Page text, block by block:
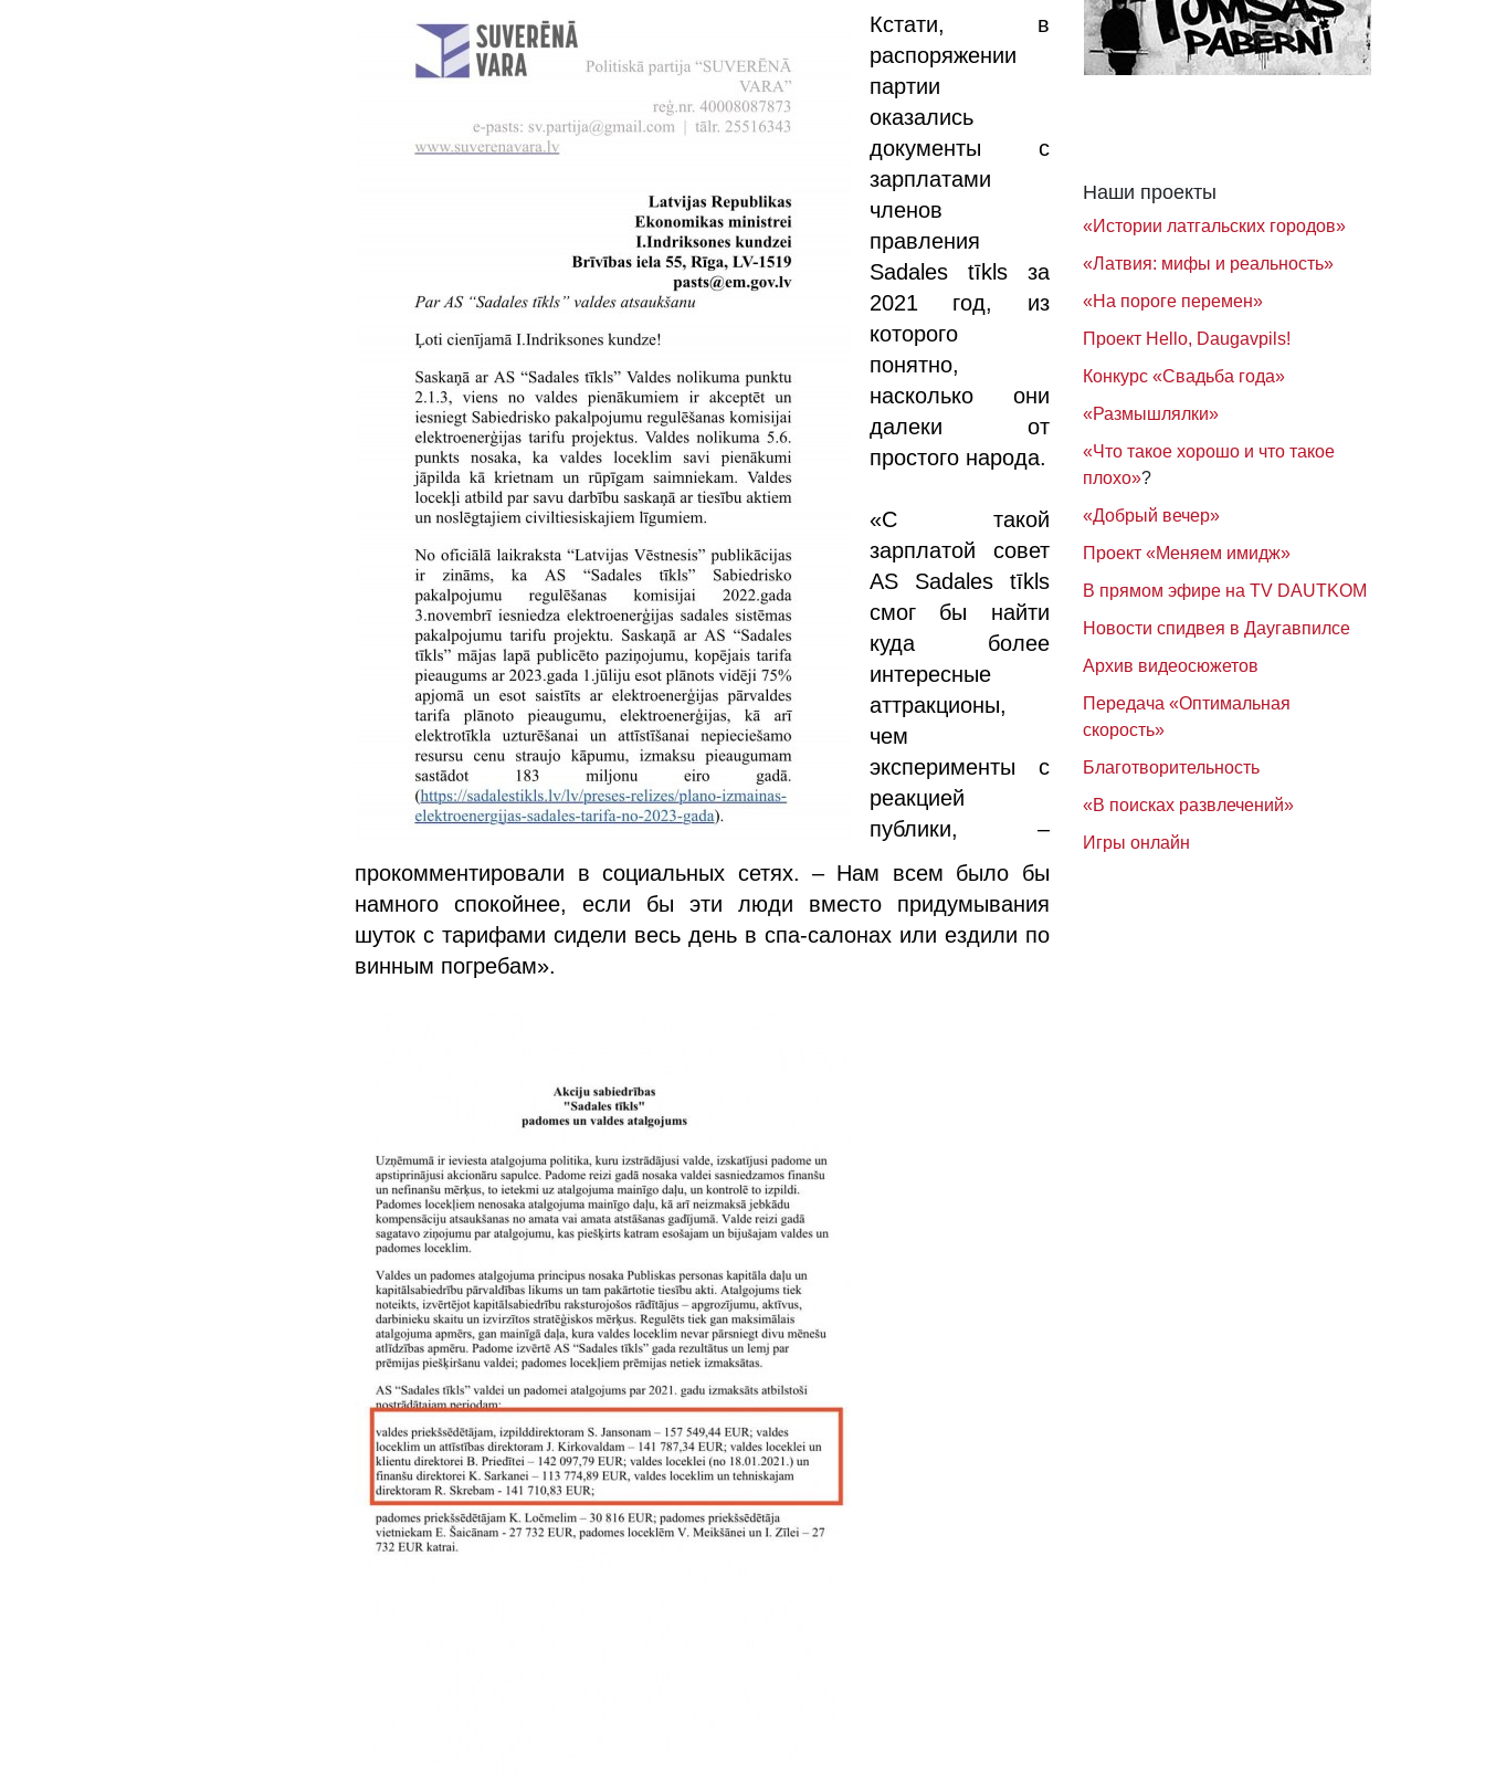
Кстати, в
распоряжении
партии
оказались
документы с
зарплатами
членов
правления
Sadales tīkls за
2021 год, из
которого
понятно,
насколько они
далеки от
простого народа.
«С такой
зарплатой совет
AS Sadales tīkls
смог бы найти
куда более
интересные
аттракционы,
чем
эксперименты с
реакцией
публики, –
прокомментировали в социальных сетях. – Нам всем было бы
намного спокойнее, если бы эти люди вместо придумывания
шуток с тарифами сидели весь день в спа-салонах или ездили по
винным погребам».
Наши проекты
«Истории латгальских городов»
«Латвия: мифы и реальность»
«На пороге перемен»
Проект Hello, Daugavpils!
Конкурс «Свадьба года»
«Размышлялки»
«Что такое хорошо и что такое
плохо»?
«Добрый вечер»
Проект «Меняем имидж»
В прямом эфире на TV DAUTKOM
Новости спидвея в Даугавпилсе
Архив видеосюжетов
Передача «Оптимальная
скорость»
Благотворительность
«В поисках развлечений»
Игры онлайн